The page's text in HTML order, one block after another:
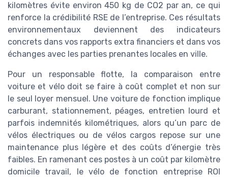
kilomètres évite environ 450 kg de CO2 par an, ce qui
renforce la crédibilité RSE de l’entreprise. Ces résultats
environnementaux deviennent des indicateurs
concrets dans vos rapports extra financiers et dans vos
échanges avec les parties prenantes locales en ville.
Pour un responsable flotte, la comparaison entre
voiture et vélo doit se faire à coût complet et non sur
le seul loyer mensuel. Une voiture de fonction implique
carburant, stationnement, péages, entretien lourd et
parfois indemnités kilométriques, alors qu’un parc de
vélos électriques ou de vélos cargos repose sur une
maintenance plus légère et des coûts d’énergie très
faibles. En ramenant ces postes à un coût par kilomètre
domicile travail, le vélo de fonction entreprise ROI